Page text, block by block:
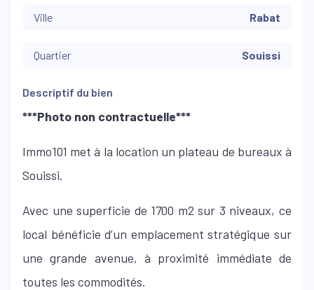
Ville Rabat
Quartier Souissi
Descriptif du bien
***Photo non contractuelle***
Immo101 met à la location un plateau de bureaux à
Souissi.
Avec une superficie de 1700 m2 sur 3 niveaux, ce
local bénéficie d’un emplacement stratégique sur
une grande avenue, à proximité immédiate de
toutes les commodités.